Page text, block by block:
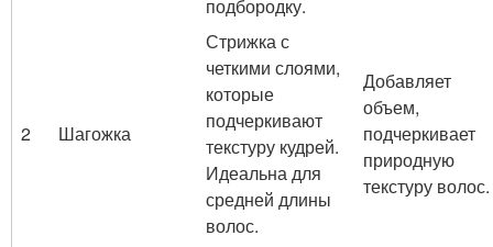
подбородку.
2 Шагожка
Стрижка с
четкими слоями,
которые
подчеркивают
текстуру кудрей.
Идеальна для
средней длины
волос.
Добавляет
объем,
подчеркивает
природную
текстуру волос.